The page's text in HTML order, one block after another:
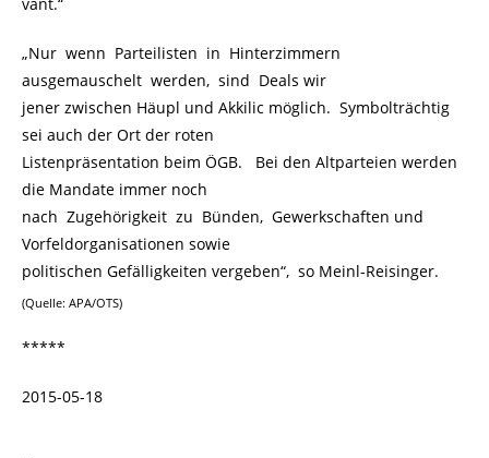
vant.“
„Nur wenn Parteilisten in Hinterzimmern
ausgemauschelt werden, sind Deals wir
jener zwischen Häupl und Akkilic möglich. Symbolträchtig
sei auch der Ort der roten
Listenpräsentation beim ÖGB. Bei den Altparteien werden
die Mandate immer noch
nach Zugehörigkeit zu Bünden, Gewerkschaften und
Vorfeldorganisationen sowie
politischen Gefälligkeiten vergeben“, so Meinl-Reisinger.
(Quelle: APA/OTS)
*****
2015-05-18